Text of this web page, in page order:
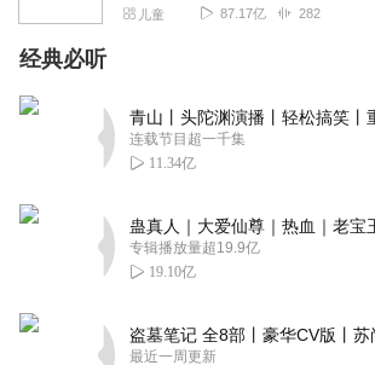
儿童 87.17亿 282
经典必听
连载节目超一千集
11.34亿
专辑播放量超19.9亿
19.10亿
最近一周更新